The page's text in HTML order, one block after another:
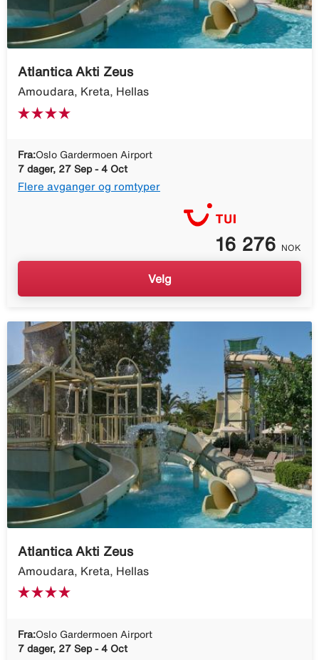
Atlantica Akti Zeus
Amoudara, Kreta, Hellas
Fra:Oslo Gardermoen Airport
7 dager, 27 Sep - 4 Oct
Flere avganger og romtyper
16 276 NOK
Velg
Atlantica Akti Zeus
Amoudara, Kreta, Hellas
Fra:Oslo Gardermoen Airport
7 dager, 27 Sep - 4 Oct